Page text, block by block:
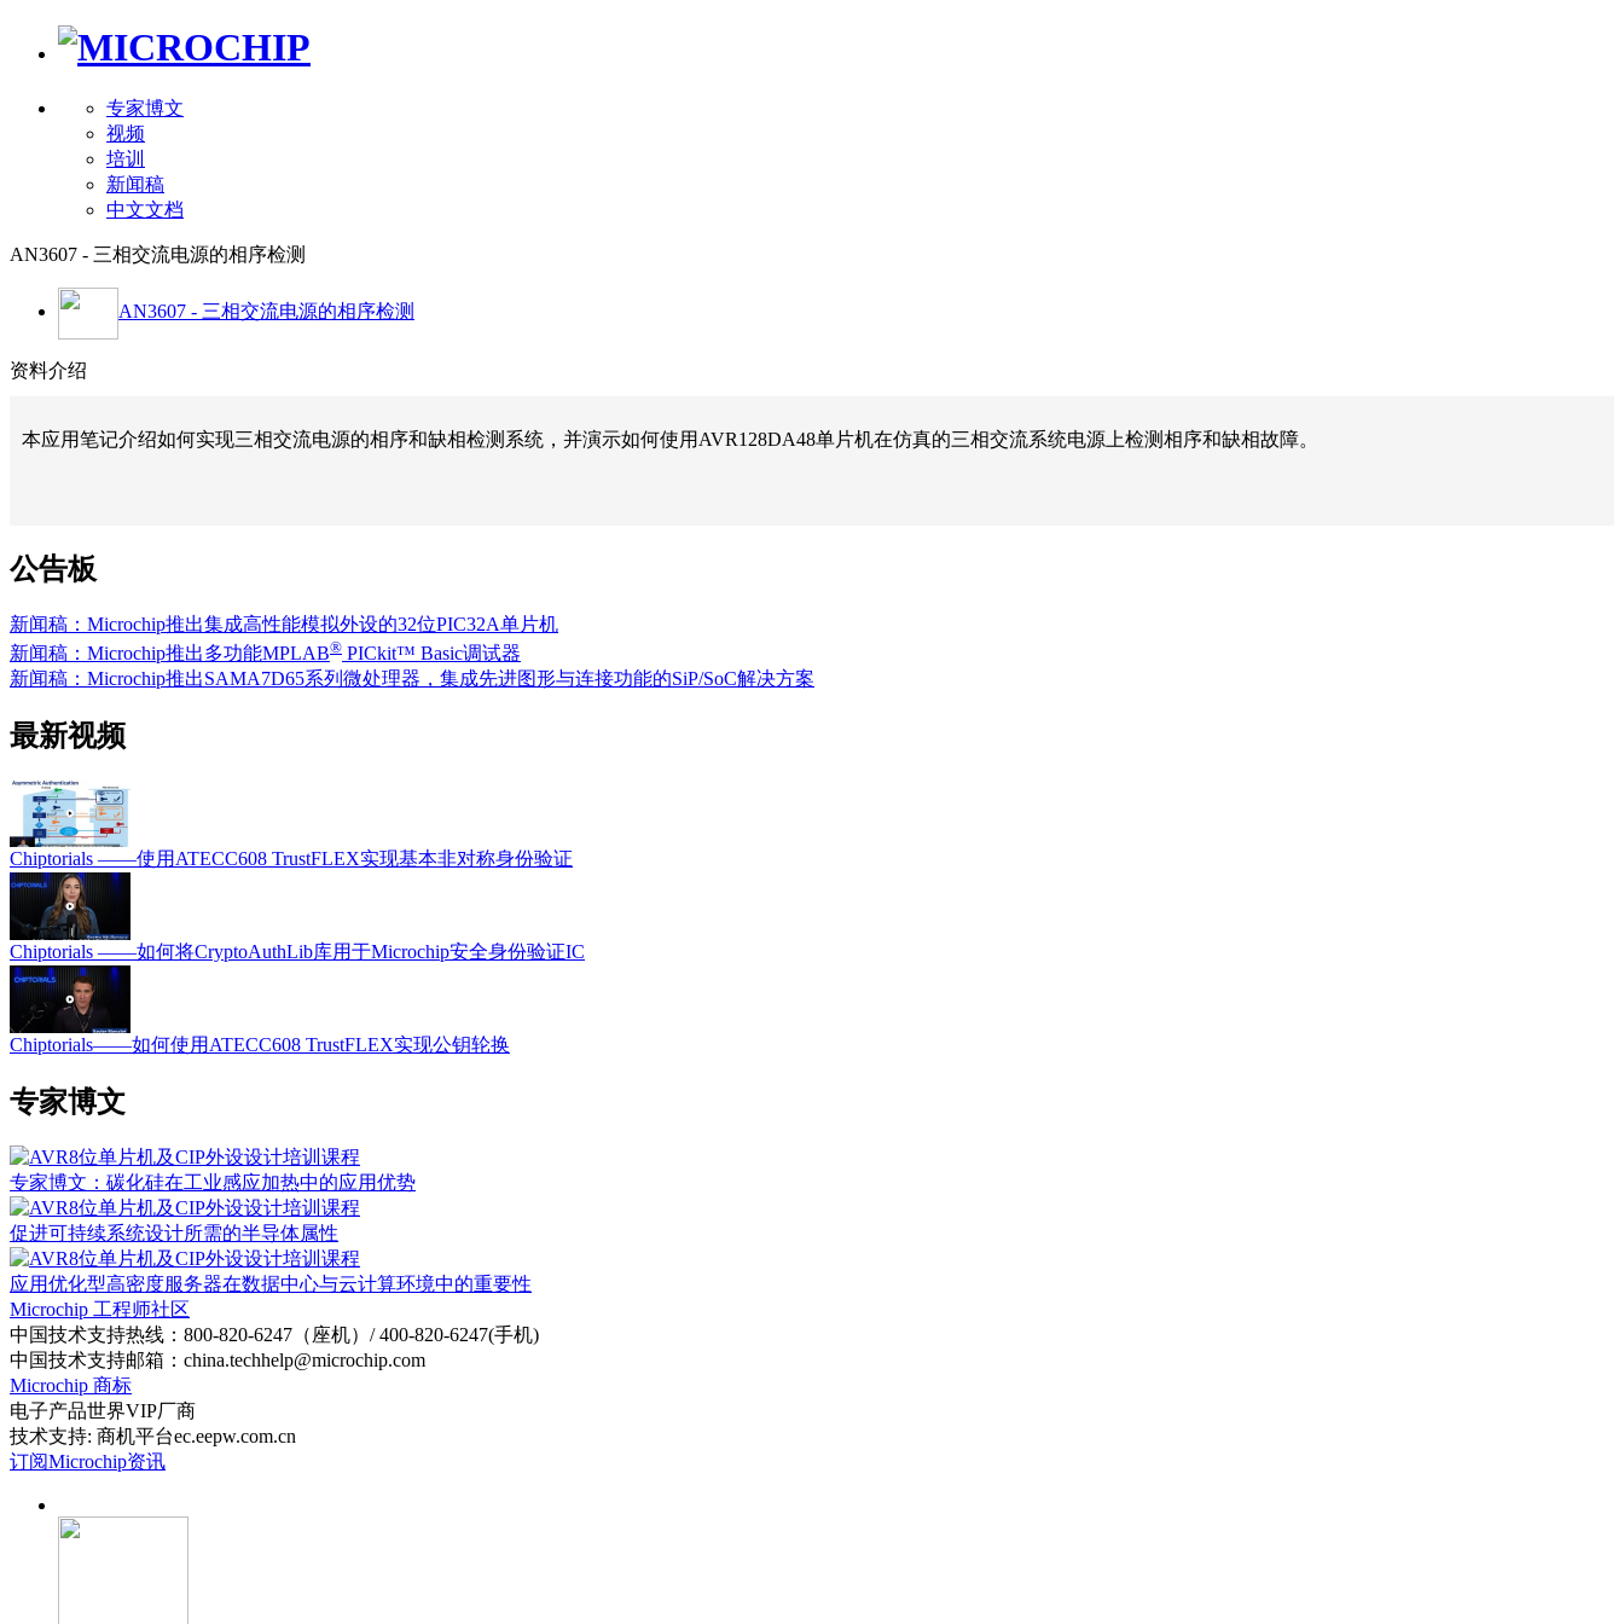
专家博文
视频
培训
新闻稿
中文文档
AN3607 - 三相交流电源的相序检测
AN3607 - 三相交流电源的相序检测
资料介绍
本应用笔记介绍如何实现三相交流电源的相序和缺相检测系统，并演示如何使用AVR128DA48单片机在仿真的三相交流系统电源上检测相序和缺相故障。
公告板
新闻稿：Microchip推出集成高性能模拟外设的32位PIC32A单片机
新闻稿：Microchip推出多功能MPLAB® PICkit™ Basic调试器
新闻稿：Microchip推出SAMA7D65系列微处理器，集成先进图形与连接功能的SiP/SoC解决方案
最新视频
Chiptorials ——使用ATECC608 TrustFLEX实现基本非对称身份验证
Chiptorials ——如何将CryptoAuthLib库用于Microchip安全身份验证IC
Chiptorials——如何使用ATECC608 TrustFLEX实现公钥轮换
专家博文
专家博文：碳化硅在工业感应加热中的应用优势
促进可持续系统设计所需的半导体属性
应用优化型高密度服务器在数据中心与云计算环境中的重要性
Microchip 工程师社区
中国技术支持热线：800-820-6247（座机）/ 400-820-6247(手机)
中国技术支持邮箱：china.techhelp@microchip.com
Microchip 商标
电子产品世界VIP厂商
技术支持: 商机平台ec.eepw.com.cn
订阅Microchip资讯